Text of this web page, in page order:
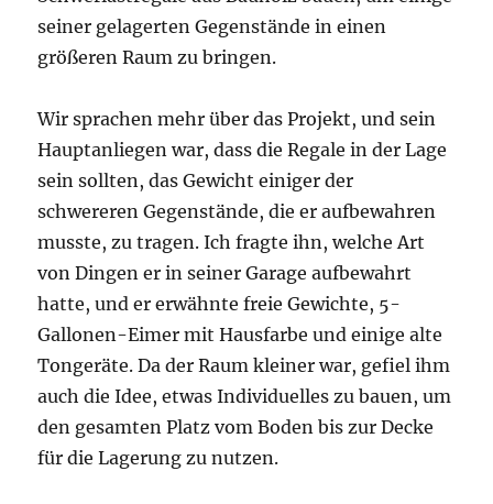
seiner gelagerten Gegenstände in einen
größeren Raum zu bringen.
Wir sprachen mehr über das Projekt, und sein
Hauptanliegen war, dass die Regale in der Lage
sein sollten, das Gewicht einiger der
schwereren Gegenstände, die er aufbewahren
musste, zu tragen. Ich fragte ihn, welche Art
von Dingen er in seiner Garage aufbewahrt
hatte, und er erwähnte freie Gewichte, 5-
Gallonen-Eimer mit Hausfarbe und einige alte
Tongeräte. Da der Raum kleiner war, gefiel ihm
auch die Idee, etwas Individuelles zu bauen, um
den gesamten Platz vom Boden bis zur Decke
für die Lagerung zu nutzen.